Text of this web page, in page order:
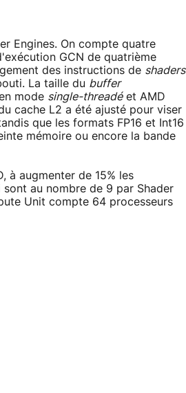
Engines. On compte quatre
GCN de quatrième
des instructions de shaders
La taille du buffer
mode single-threadéet AMD
cache L2 a été ajusté pour viser
que les formats FP16 et Int16
mémoire ou encore la bande
à augmenter de 15% les
au nombre de 9 par Shader
Unit compte 64 processeurs